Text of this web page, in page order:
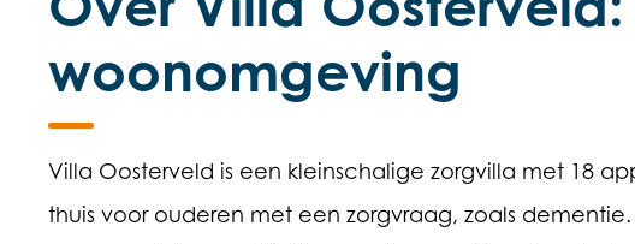
woonomgeving
Villa Oosterveld is een kleinschalige zorgvilla met 18
thuis voor ouderen met een zorgvraag, zoals dementie.